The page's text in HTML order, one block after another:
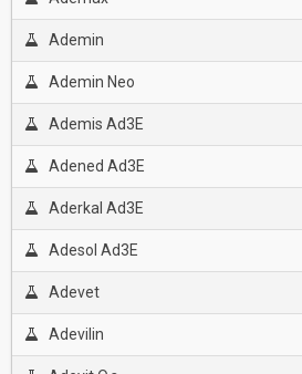
Ademin
Ademin Neo
Ademis Ad3E
Adened Ad3E
Aderkal Ad3E
Adesol Ad3E
Adevet
Adevilin